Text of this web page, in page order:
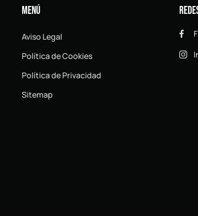
MENÚ
Aviso Legal
Política de Cookies
Política de Privacidad
Sitemap

